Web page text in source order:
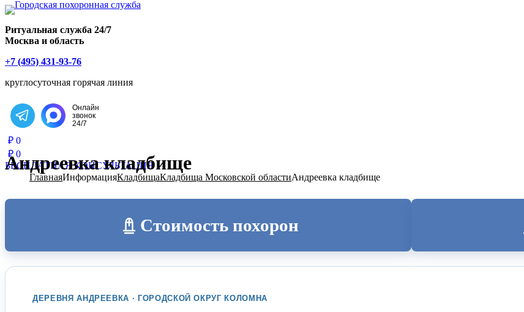
Ритуальная служба 24/7
Москва и область
+7 (495) 431-93-76
круглосуточная горячая линия
Написать в Telegram
Онлайн
звонок
24/7
₽ 0
₽ 0
БЕСПЛАТНАЯ КОНСУЛЬТАЦИЯ
ГлавнаяИнформацияКладбищаКладбища Московской областиАндреевка кладбище
Андреевка кладбище
Стоимость похорон
ДЕРЕВНЯ АНДРЕЕВКА · ГОРОДСКОЙ ОКРУГ КОЛОМНА